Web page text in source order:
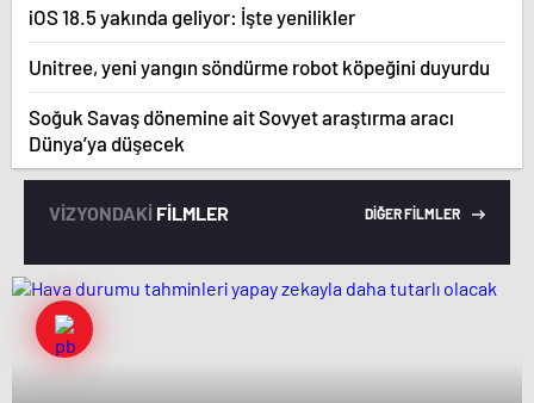
iOS 18.5 yakında geliyor: İşte yenilikler
Unitree, yeni yangın söndürme robot köpeğini duyurdu
Soğuk Savaş dönemine ait Sovyet araştırma aracı
Dünya’ya düşecek
VİZYONDAKİ FİLMLER DİĞER FİLMLER